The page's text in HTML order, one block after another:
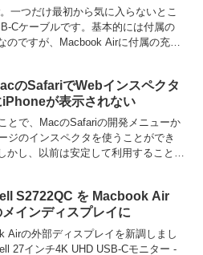
一つだけ最初から気に入らないとこ
Cケーブルです。基本的には付属の
のですが、Macbook Airに付属の充電
のSafariでWebインスペクタ
iPhoneが表示されない
とで、MacのSafariの開発メニューか
ジのインスペクタを使うことができ
かし、以前は安定して利用することが
S2722QC を Macbook Air
メインディスプレイに
Airの外部ディスプレイを新調しまし
27インチ4K UHD USB-Cモニター -